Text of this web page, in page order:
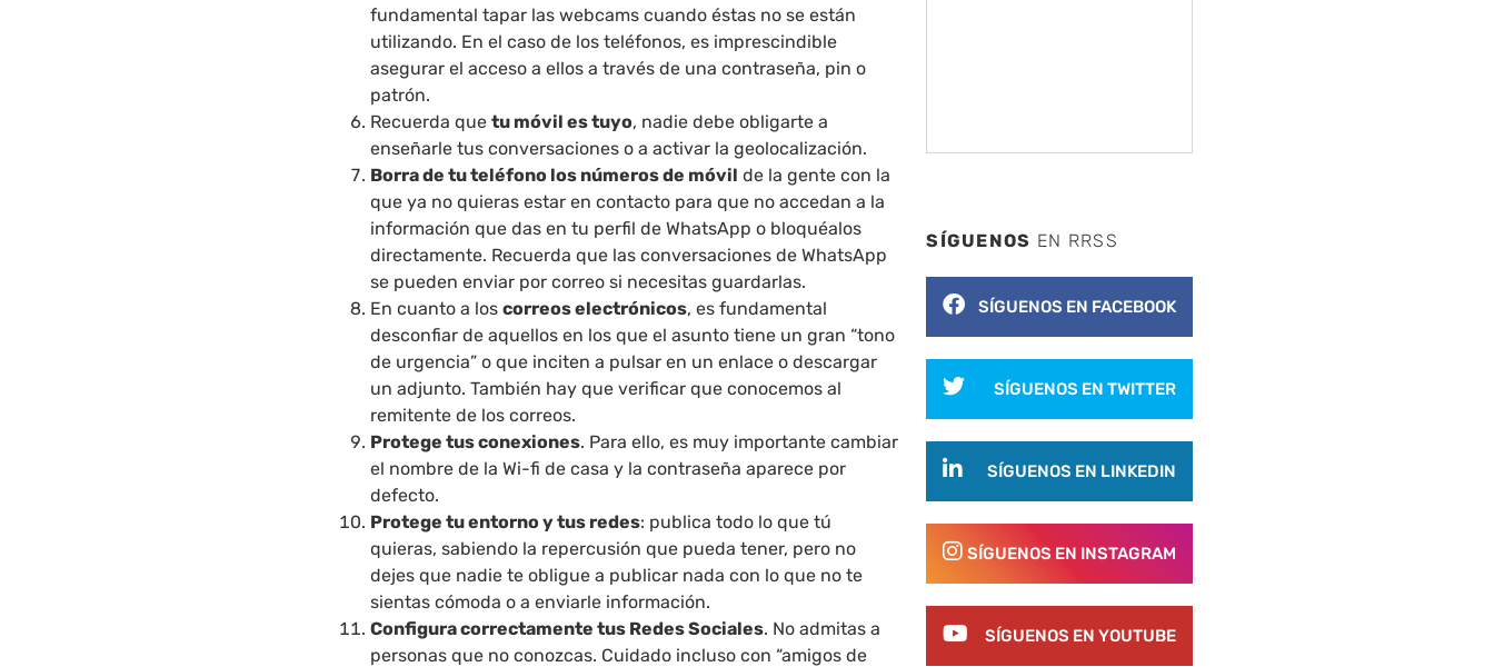
fundamental tapar las webcams cuando éstas no se están
utilizando. En el caso de los teléfonos, es imprescindible
asegurar el acceso a ellos a través de una contraseña, pin o
patrón.
Recuerda quetu móvil es tuyo, nadie debe obligarte a
enseñarle tus conversaciones o a activar la geolocalización.
Borra de tu teléfono los números de móvil de la gente con la
que ya no quieras estar en contacto para que no accedan a la
información que das en tu perfil de WhatsApp o bloquéalos
directamente. Recuerda que las conversaciones de WhatsApp
se pueden enviar por correo si necesitas guardarlas.
En cuanto a loscorreos electrónicos, es fundamental
desconfiar de aquellos en los que el asunto tiene un gran “tono
de urgencia” o que inciten a pulsar en un enlace o descargar
un adjunto. También hay que verificar que conocemos al
remitente de los correos.
Protege tus conexiones. Para ello, es muy importante cambiar
el nombre de la Wi-fi de casa y la contraseña aparece por
defecto.
Protege tu entorno y tus redes: publica todo lo que tú
quieras, sabiendo la repercusión que pueda tener, pero no
dejes que nadie te obligue a publicar nada con lo que no te
sientas cómoda o a enviarle información.
Configura correctamente tus Redes Sociales. No admitas a
personas que no conozcas. Cuidado incluso con “amigos de
SÍGUENOS EN RRSS
SÍGUENOS EN FACEBOOK
SÍGUENOS EN TWITTER
SÍGUENOS EN LINKEDIN
SÍGUENOS EN INSTAGRAM
SÍGUENOS EN YOUTUBE